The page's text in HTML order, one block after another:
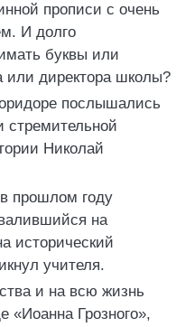
прописи с очень
И долго
буквы или
или директора школы?
послышались
стремительной
Николай
прошлом году
на
исторический
учителя.
и на всю жизнь
«Иоанна Грозного»,